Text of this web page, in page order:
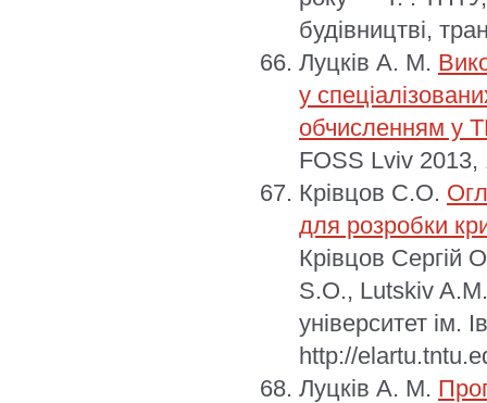
будівництві,
Луцків А. М.
у
обчисленням у
FOSS Lviv
Крівцов С.О.
для розробки
Крівцов Сергій
S.O., Lutskiv
університет
http://
Луцків А. М.